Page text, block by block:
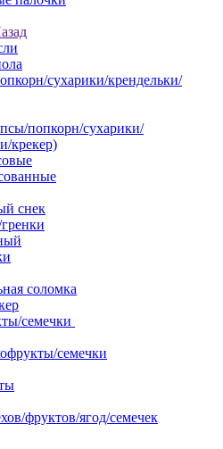
сухарики/крендельки/
попкорн/сухарики/
крекер)
снек
соломка
семечки
семечки
фруктов/ягод/семечек